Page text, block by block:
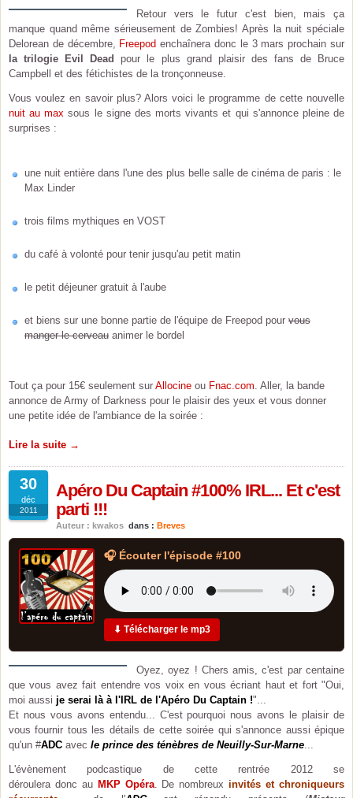
Retour vers le futur c'est bien, mais ça
manque quand même sérieusement de Zombies! Après la nuit spéciale
Delorean de décembre, Freepod enchaînera donc le 3 mars prochain sur
la trilogie Evil Dead
pour le plus grand plaisir des fans de Bruce
Campbell et des fétichistes de la tronçonneuse.
Vous voulez en savoir plus? Alors voici le programme de cette nouvelle
nuit au max sous le signe des morts vivants et qui s'annonce pleine de
surprises :
une nuit entière dans l'une des plus belle salle de cinéma de paris : le
Max Linder
trois films mythiques en VOST
du café à volonté pour tenir jusqu'au petit matin
le petit déjeuner gratuit à l'aube
et biens sur une bonne partie de l'équipe de Freepod pour vous
manger le cerveau animer le bordel
Tout ça pour 15€ seulement sur Allocine ou Fnac.com. Aller, la bande
annonce de Army of Darkness pour le plaisir des yeux et vous donner
une petite idée de l'ambiance de la soirée :
Lire la suite →
30
déc
2011
Apéro Du Captain #100% IRL... Et c'est
parti !!!
Auteur : kwakos dans : Breves
🎧 Écouter l'épisode #100
⬇ Télécharger le mp3
Oyez, oyez ! Chers amis, c'est par centaine
que vous avez fait entendre vos voix en vous écriant haut et fort "Oui,
moi aussi je serai là à l'IRL de l'Apéro Du Captain !"...
Et nous vous avons entendu... C'est pourquoi nous avons le plaisir de
vous fournir tous les détails de cette soirée qui s'annonce aussi épique
qu'un #ADC avec le prince des ténèbres de Neuilly-Sur-Marne...
L'évènement podcastique de cette rentrée 2012 se
déroulera donc au MKP Opéra. De nombreuxinvités et chroniqueurs